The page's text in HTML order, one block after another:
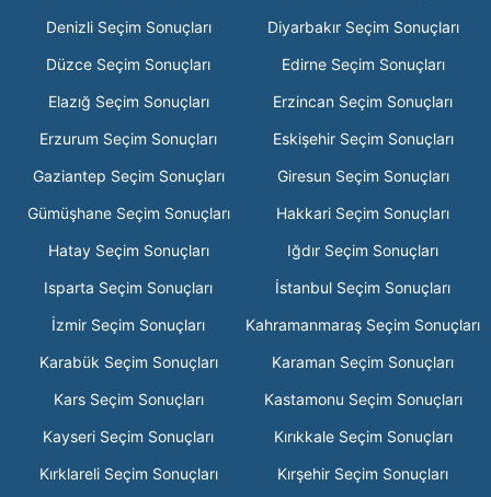
Denizli Seçim Sonuçları
Diyarbakır Seçim Sonuçları
Düzce Seçim Sonuçları
Edirne Seçim Sonuçları
Elazığ Seçim Sonuçları
Erzincan Seçim Sonuçları
Erzurum Seçim Sonuçları
Eskişehir Seçim Sonuçları
Gaziantep Seçim Sonuçları
Giresun Seçim Sonuçları
Gümüşhane Seçim Sonuçları
Hakkari Seçim Sonuçları
Hatay Seçim Sonuçları
Iğdır Seçim Sonuçları
Isparta Seçim Sonuçları
İstanbul Seçim Sonuçları
İzmir Seçim Sonuçları
Kahramanmaraş Seçim Sonuçları
Karabük Seçim Sonuçları
Karaman Seçim Sonuçları
Kars Seçim Sonuçları
Kastamonu Seçim Sonuçları
Kayseri Seçim Sonuçları
Kırıkkale Seçim Sonuçları
Kırklareli Seçim Sonuçları
Kırşehir Seçim Sonuçları